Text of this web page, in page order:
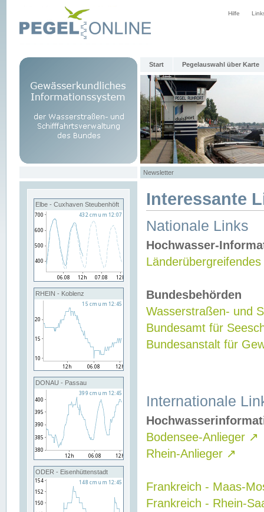
Hilfe
Start Pegelauswahl über Karte
Newsletter
Elbe - Cuxhaven Steubenhöft
RHEIN - Koblenz
DONAU - Passau
ODER - Eisenhüttenstadt
Interessante
Nationale Links
Hochwasser-
Bundesbehörden
Wasserstraßen- und
Bundesamt für
Bundesanstalt für
Internationale
Bodensee-Anlieger ↗
Rhein-Anlieger ↗
Frankreich - Maas-
Frankreich - Rhein-